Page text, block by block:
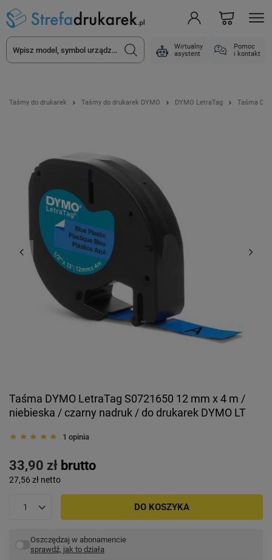
Wirtualny
asystent
Pomoc
i kontakt
Taśmy do drukarek Taśmy do drukarek DYMO DYMO LetraTag Taśma
Taśma DYMO LetraTag S0721650 12 mm x 4 m /
niebieska / czarny nadruk / do drukarek DYMO LT
1 opinia
33,90 zł brutto
27,56 zł netto
DO KOSZYKA
Oszczędzaj w abonamencie
sprawdź, jak to działa